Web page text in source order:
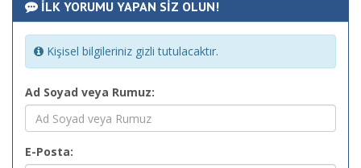
İLK YORUMU YAPAN SİZ OLUN!
Kişisel bilgileriniz gizli tutulacaktır.
Ad Soyad veya Rumuz:
E-Posta: